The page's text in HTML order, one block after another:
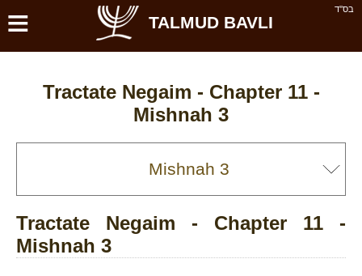
בס''ד ≡ TALMUD BAVLI
Tractate Negaim - Chapter 11 -
Mishnah 3
Tractate Negaim - Chapter 11 -
Mishnah 3